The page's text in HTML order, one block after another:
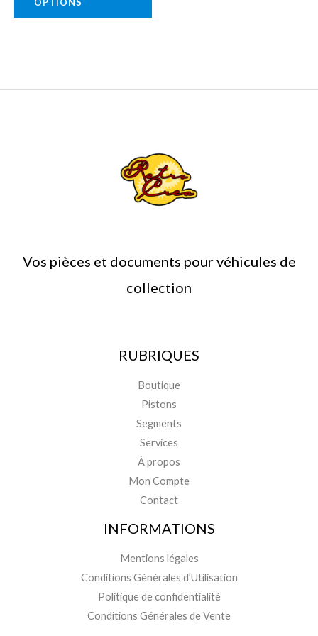
Vos pièces et documents pour véhicules de
collection
RUBRIQUES
Boutique
Pistons
Segments
Services
À propos
Mon Compte
Contact
INFORMATIONS
Mentions légales
Conditions Générales d’Utilisation
Politique de confidentialité
Conditions Générales de Vente